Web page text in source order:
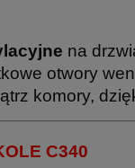
na
otwory
komory,
C340